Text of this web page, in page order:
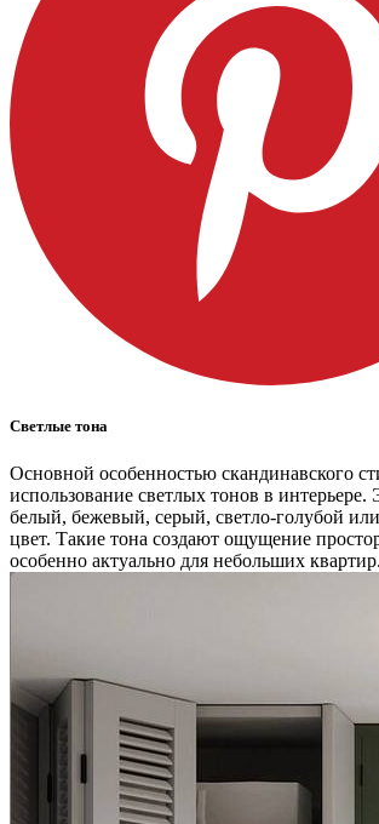
Светлые тона
Основной особенностью скандинавского
использование светлых тонов в
белый, бежевый, серый, светло-голубой
цвет. Такие тона создают ощущение
особенно актуально для небольших квартир.